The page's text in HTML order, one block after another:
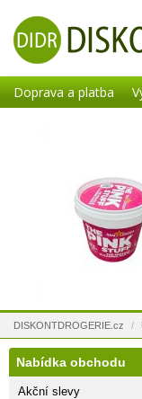
Doprava a platba
DISKONTDROGERIE.cz /
Nabídka obchodu
Akční slevy